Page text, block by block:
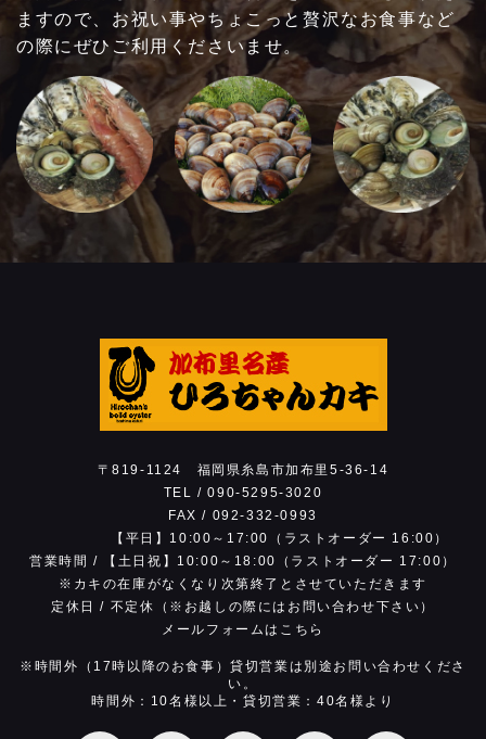
お問い合わせ・ご予約はこちらへ！
090-5295-3020
※時間外（17時以降のお食事）貸切営業は別途お問い合わせ
ください。
時間外：10名様以上・貸切営業：40名様より
【平日】10:00～17:00（ラストオーダー 1
6:00）
【土日祝】10:00～18:00（ラストオーダー
17:00）
態です。時間をおいておかけ直しください。
ますので、お祝い事やちょこっと贅沢なお食事など
の際にぜひご利用くださいませ。
〒819-1124 福岡県糸島市加布里5-36-14
TEL /090-5295-3020
FAX / 092-332-0993
営業時間 /
【平日】10:00～17:00（ラストオーダー 16:00）
【土日祝】10:00～18:00（ラストオーダー 17:00）
※カキの在庫がなくなり次第終了とさせていただきます
定休日 / 不定休（※お越しの際にはお問い合わせ下さい）
メールフォームはこちら
※時間外（17時以降のお食事）貸切営業は別途お問い合わせくださ
い。
時間外：10名様以上・貸切営業：40名様より